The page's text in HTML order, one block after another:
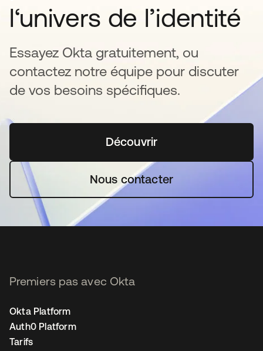
l‘univers de l’identité
Essayez Okta gratuitement, ou
contactez notre équipe pour discuter
de vos besoins spécifiques.
Découvrirs’ouvre dans un nouvel
Nous contacter
Premiers pas avec Okta
Okta Platform
Auth0 Platform
Tarifs